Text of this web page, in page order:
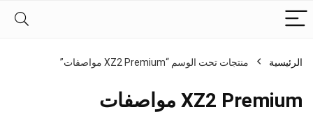
الرئيسية منتجات تحت الوسم “XZ2 Premium مواصفات”
XZ2 Premium مواصفات